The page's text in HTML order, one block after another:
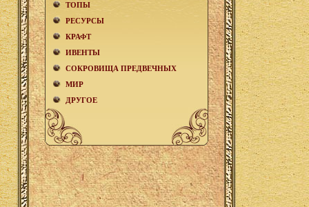
ТОПЫ
РЕСУРСЫ
КРАФТ
ИВЕНТЫ
СОКРОВИЩА ПРЕДВЕЧНЫХ
МИР
ДРУГОЕ